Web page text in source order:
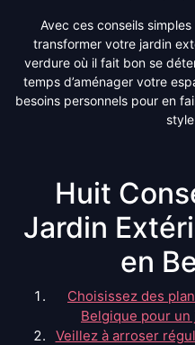
Avec ces conseils
transformer votre jardin
verdure où il fait bon se
temps d’aménager votre
besoins personnels pour en
Huit
Jardin
en
Choisissez des
Belgique pour
Veillez à arroser